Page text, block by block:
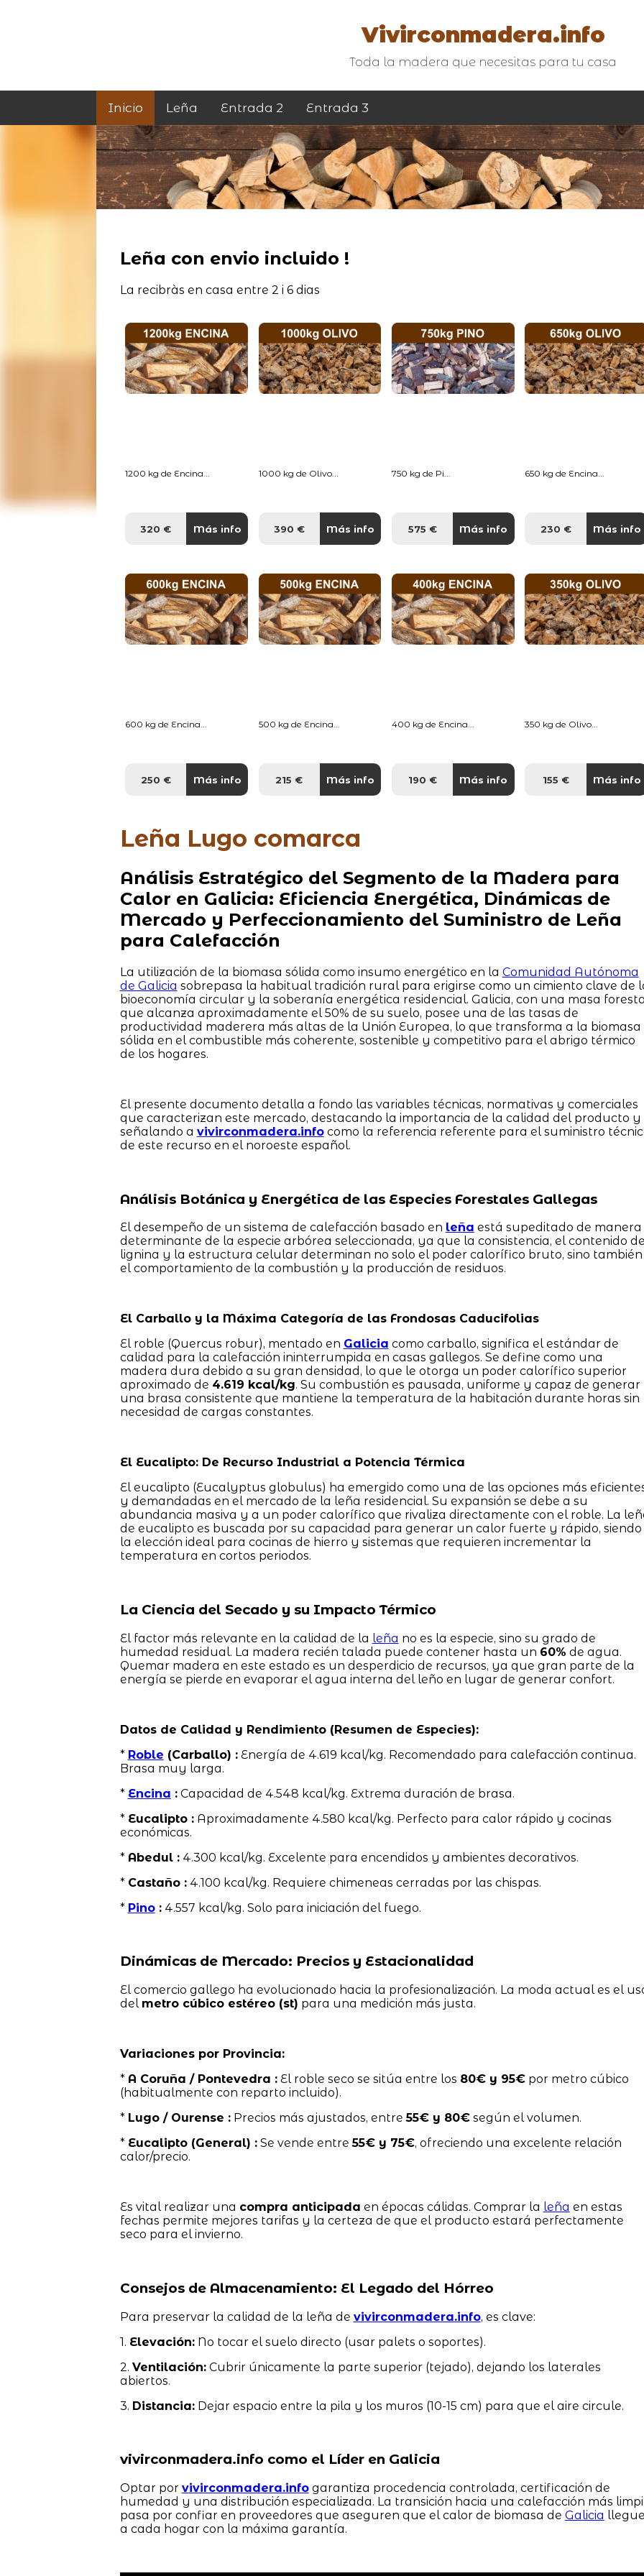
Vivirconmadera.info
Toda la madera que necesitas para tu casa
Inicio Leña Entrada 2 Entrada 3
Leña con envio incluido !
La recibràs en casa entre 2 i 6 dias
1200 kg de Encina...
320 € Más info
1000 kg de Olivo...
390 € Más info
750 kg de Pi...
575 € Más info
650 kg de Encina...
230 € Más info
600 kg de Encina...
250 € Más info
500 kg de Encina...
215 € Más info
400 kg de Encina...
190 € Más info
350 kg de Olivo...
155 € Más info
Leña Lugo comarca
Análisis Estratégico del Segmento de la Madera para
Calor en Galicia: Eficiencia Energética, Dinámicas de
Mercado y Perfeccionamiento del Suministro de Leña
para Calefacción
La utilización de la biomasa sólida como insumo energético en la Comunidad Autónoma
de Galicia sobrepasa la habitual tradición rural para erigirse como un cimiento clave de
bioeconomía circular y la soberanía energética residencial. Galicia, con una masa
que alcanza aproximadamente el 50% de su suelo, posee una de las tasas de
productividad maderera más altas de la Unión Europea, lo que transforma a la biomasa
sólida en el combustible más coherente, sostenible y competitivo para el abrigo térmico
de los hogares.
El presente documento detalla a fondo las variables técnicas, normativas y comerciales
que caracterizan este mercado, destacando la importancia de la calidad del producto y
señalando a vivirconmadera.infocomo la referencia referente para el suministro
de este recurso en el noroeste español.
Análisis Botánica y Energética de las Especies Forestales Gallegas
El desempeño de un sistema de calefacción basado en leña está supeditado de manera
determinante de la especie arbórea seleccionada, ya que la consistencia, el contenido
lignina y la estructura celular determinan no solo el poder calorífico bruto, sino también
el comportamiento de la combustión y la producción de residuos.
El Carballo y la Máxima Categoría de las Frondosas Caducifolias
El roble (Quercus robur), mentado en Galicia como carballo, significa el estándar de
calidad para la calefacción ininterrumpida en casas gallegos. Se define como una
madera dura debido a su gran densidad, lo que le otorga un poder calorífico superior
aproximado de 4.619 kcal/kg. Su combustión es pausada, uniforme y capaz de generar
una brasa consistente que mantiene la temperatura de la habitación durante horas sin
necesidad de cargas constantes.
El Eucalipto: De Recurso Industrial a Potencia Térmica
El eucalipto (Eucalyptus globulus) ha emergido como una de las opciones más
y demandadas en el mercado de la leña residencial. Su expansión se debe a su
abundancia masiva y a un poder calorífico que rivaliza directamente con el roble. La
de eucalipto es buscada por su capacidad para generar un calor fuerte y rápido, siendo
la elección ideal para cocinas de hierro y sistemas que requieren incrementar la
temperatura en cortos periodos.
La Ciencia del Secado y su Impacto Térmico
El factor más relevante en la calidad de la leña no es la especie, sino su grado de
humedad residual. La madera recién talada puede contener hasta un 60% de agua.
Quemar madera en este estado es un desperdicio de recursos, ya que gran parte de la
energía se pierde en evaporar el agua interna del leño en lugar de generar confort.
Datos de Calidad y Rendimiento (Resumen de Especies):
* Roble (Carballo) :Energía de 4.619 kcal/kg. Recomendado para calefacción continua.
Brasa muy larga.
* Encina :Capacidad de 4.548 kcal/kg. Extrema duración de brasa.
* Eucalipto :Aproximadamente 4.580 kcal/kg. Perfecto para calor rápido y cocinas
económicas.
* Abedul :4.300 kcal/kg. Excelente para encendidos y ambientes decorativos.
* Castaño :4.100 kcal/kg. Requiere chimeneas cerradas por las chispas.
* Pino:4.557 kcal/kg. Solo para iniciación del fuego.
Dinámicas de Mercado: Precios y Estacionalidad
El comercio gallego ha evolucionado hacia la profesionalización. La moda actual es el
del metro cúbico estéreo (st) para una medición más justa.
Variaciones por Provincia:
* A Coruña / Pontevedra :El roble seco se sitúa entre los 80€ y 95€por metro cúbico
(habitualmente con reparto incluido).
* Lugo / Ourense :Precios más ajustados, entre55€ y 80€según el volumen.
* Eucalipto (General) :Se vende entre55€ y 75€, ofreciendo una excelente relación
calor/precio.
Es vital realizar una compra anticipada en épocas cálidas. Comprar la leña en estas
fechas permite mejores tarifas y la certeza de que el producto estará perfectamente
seco para el invierno.
Consejos de Almacenamiento: El Legado del Hórreo
Para preservar la calidad de la leña de vivirconmadera.info, es clave:
1. Elevación:No tocar el suelo directo (usar palets o soportes).
2. Ventilación:Cubrir únicamente la parte superior (tejado), dejando los laterales
abiertos.
3. Distancia:Dejar espacio entre la pila y los muros (10-15 cm) para que el aire circule.
vivirconmadera.info como el Líder en Galicia
Optar por vivirconmadera.infogarantiza procedencia controlada, certificación de
humedad y una distribución especializada. La transición hacia una calefacción más
pasa por confiar en proveedores que aseguren que el calor de biomasa de Galicia
a cada hogar con la máxima garantía.